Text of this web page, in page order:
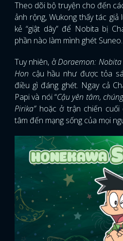
Theo dõi bộ truyện cho đến
ảnh rộng, Wukong thấy tác
kẻ “giật dây” để Nobita bị
phần nào làm mình ghét Suneo.
Tuy nhiên, ởDoraemon: Nobita
Hon cậu hầu như được tỏa
điều gì đáng ghét. Ngay cả
Papi và nói “Cậu yên tâm,
Pirika” hoặc ở trận chiến cuối
tâm đến mạng sống của mọi